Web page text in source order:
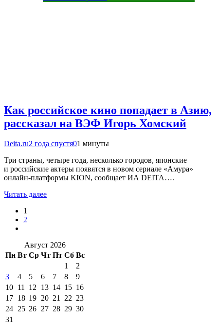
Как российское кино попадает в Азию,
рассказал на ВЭФ Игорь Хомский
Deita.ru2 года спустя01 минуты
Три страны, четыре года, несколько городов, японские
и российские актеры появятся в новом сериале «Амура»
онлайн-платформы KION, сообщает ИА DEITA….
Читать далее
1
2
Август 2026
Пн Вт Ср Чт Пт Сб Вс
1
2
3
4 5 6 7 8
9
10 11 12 13 14 15 16
17 18 19 20 21 22 23
24 25 26 27 28 29 30
31